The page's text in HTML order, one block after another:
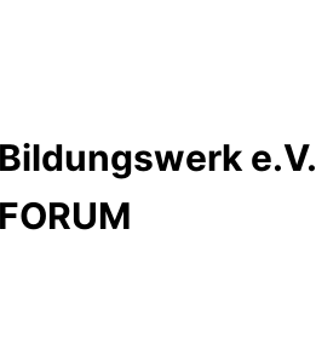
e.V.